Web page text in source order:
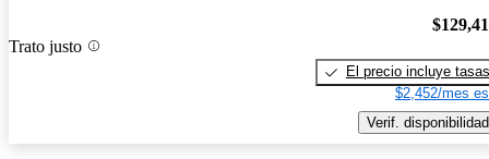
Trato justo
El precio incluye tasas
$2,452/mes
Verif. disponibilidad